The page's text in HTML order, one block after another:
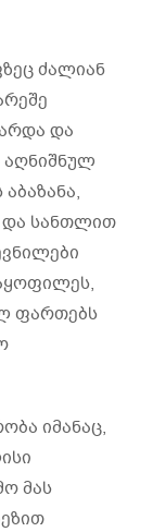
ძალიან
და
და სანთლით
ფართებს
იმანაც,
მას